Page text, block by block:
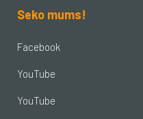
Seko mums!
Facebook
YouTube
YouTube